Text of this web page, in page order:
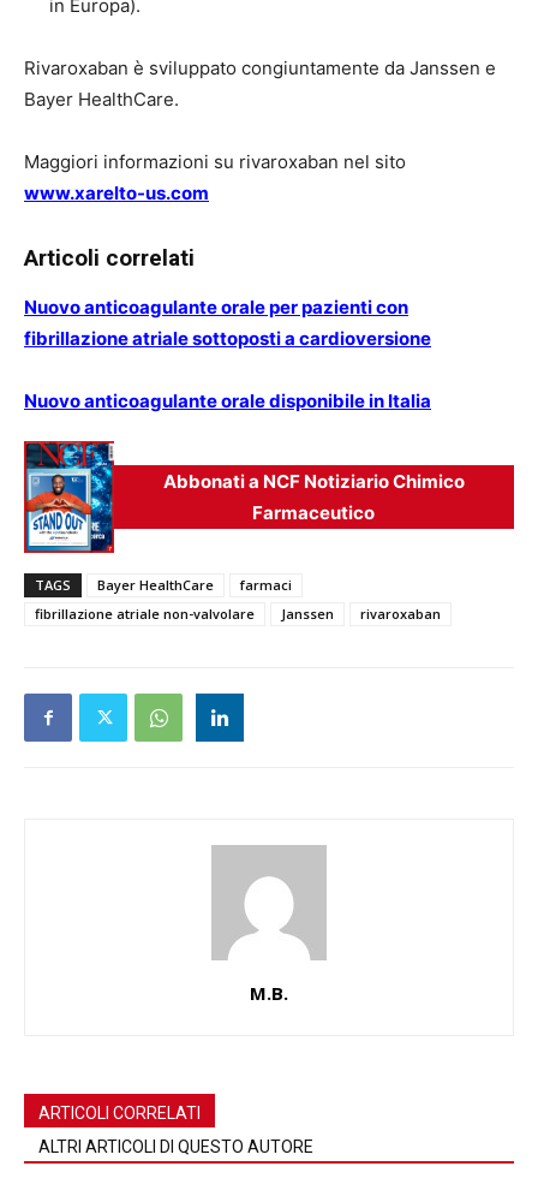
in Europa).
Rivaroxaban è sviluppato congiuntamente da Janssen e
Bayer HealthCare.
Maggiori informazioni su rivaroxaban nel sito
www.xarelto-us.com
Articoli correlati
Nuovo anticoagulante orale per pazienti con
fibrillazione atriale sottoposti a cardioversione
Nuovo anticoagulante orale disponibile in Italia
Abbonati a NCF Notiziario Chimico
Farmaceutico
TAGS Bayer HealthCare
farmaci
fibrillazione atriale non-valvolare
Janssen rivaroxaban
M.B.
ARTICOLI CORRELATI
ALTRI ARTICOLI DI QUESTO AUTORE